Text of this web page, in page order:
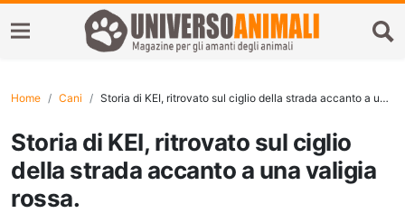
Home Cani Storia di KEI, ritrovato sul ciglio della strada accanto a una valigia rossa.
Storia di KEI, ritrovato sul ciglio
della strada accanto a una valigia
rossa.